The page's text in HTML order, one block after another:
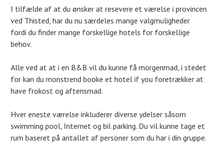
I tilfælde af at du ønsker at resevere et værelse i provincen
ved Thisted, har du nu særdeles mange valgmuligheder
fordi du finder mange forskellige hotels for forskellige
behov.
Alle ved at at i en B&B vil du kunne få morgenmad, i stedet
for kan du monstrend booke et hotel if you foretrækker at
have frokost og aftensmad.
Hver eneste værelse inkluderer diverse ydelser såsom
swimming pool, Internet og bil parking. Du vil kunne tage et
rum baseret på antallet af personer som du har i din gruppe.